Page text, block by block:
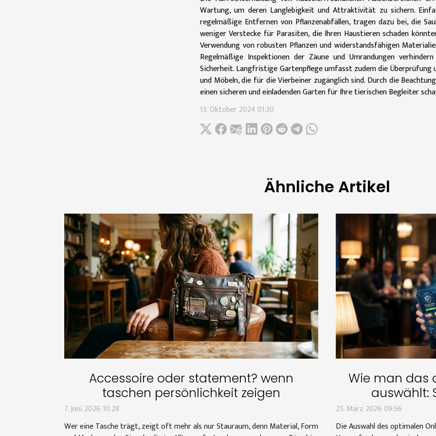
Wartung, um deren Langlebigkeit und Attraktivität zu sichern.
regelmäßige Entfernen von Pflanzenabfällen, tragen dazu bei, die
weniger Verstecke für Parasiten, die Ihren Haustieren schaden
Verwendung von robusten Pflanzen und widerstandsfähigen
Regelmäßige Inspektionen der Zäune und Umrandungen
Sicherheit. Langfristige Gartenpflege umfasst zudem die Überprüfung
und Möbeln, die für die Vierbeiner zugänglich sind. Durch die
einen sicheren und einladenden Garten für Ihre tierischen Begleiter
13. Oktober 2024 01:30
Ähnliche Artikel
Accessoire oder statement? wenn
taschen persönlichkeit zeigen
7. Juni 2026 10:28
Wer eine Tasche trägt, zeigt oft mehr als nur Stauraum, denn Material, Form
Wie man das
auswählt:
25. März 2026 09:56
Die Auswahl des optimalen